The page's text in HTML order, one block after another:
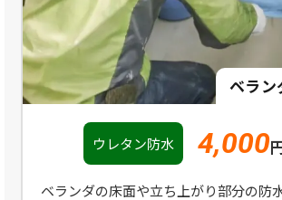
ベラン
ウレタン防水 4,000
ベランダの床面や立ち上がり部分の防